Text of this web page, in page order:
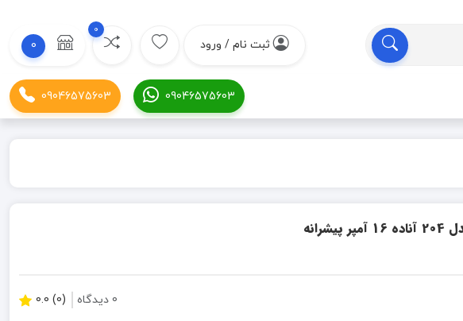
ثبت نام / ورود
0
0
09046575603
09046575603
0 دیدگاه (0) 0.0